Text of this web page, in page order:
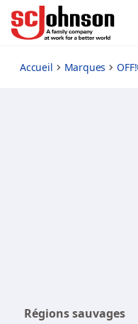
off-deep-woods-insect-
Accueil Marques
Régions sauvages